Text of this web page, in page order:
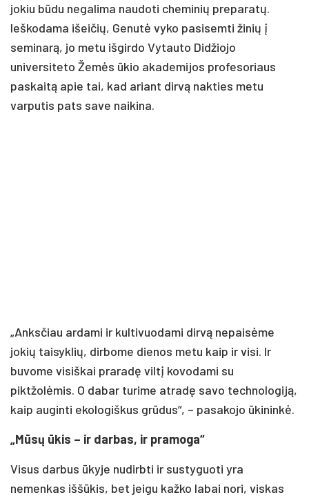
jokiu būdu negalima naudoti cheminių preparatų.
Ieškodama išeičių, Genutė vyko pasisemti žinių į
seminarą, jo metu išgirdo Vytauto Didžiojo
universiteto Žemės ūkio akademijos profesoriaus
paskaitą apie tai, kad ariant dirvą nakties metu
varputis pats save naikina.
„Anksčiau ardami ir kultivuodami dirvą nepaisėme
jokių taisyklių, dirbome dienos metu kaip ir visi. Ir
buvome visiškai praradę viltį kovodami su
piktžolėmis. O dabar turime atradę savo technologiją,
kaip auginti ekologiškus grūdus“, – pasakojo ūkininkė.
„Mūsų ūkis – ir darbas, ir pramoga“
Visus darbus ūkyje nudirbti ir sustyguoti yra
nemenkas iššūkis, bet jeigu kažko labai nori, viskas